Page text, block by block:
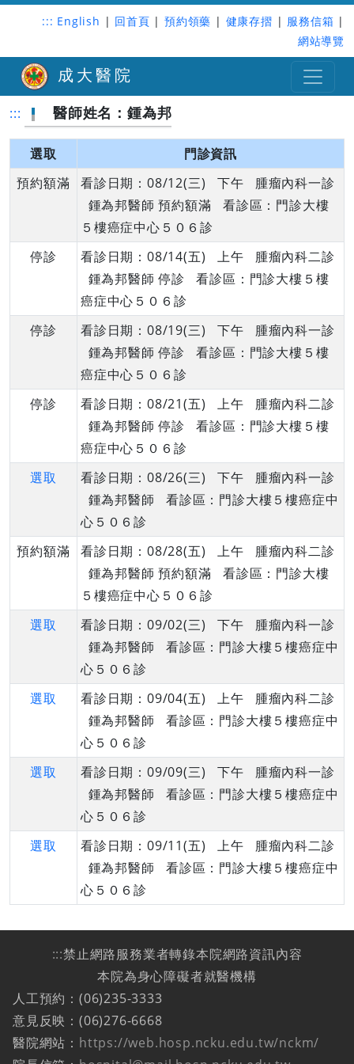
::: English | 回首頁 | 預約領藥 | 健康存摺 | 服務信箱 |
網站導覽
成大醫院
::: 醫師姓名：鍾為邦
選取
門診資訊
預約額滿
看診日期：08/12(三) 下午 腫瘤內科一診
鍾為邦醫師 預約額滿 看診區：門診大樓
５樓癌症中心５０６診
停診
看診日期：08/14(五) 上午 腫瘤內科二診
鍾為邦醫師 停診 看診區：門診大樓５樓
癌症中心５０６診
停診
看診日期：08/19(三) 下午 腫瘤內科一診
鍾為邦醫師 停診 看診區：門診大樓５樓
癌症中心５０６診
停診
看診日期：08/21(五) 上午 腫瘤內科二診
鍾為邦醫師 停診 看診區：門診大樓５樓
癌症中心５０６診
選取
看診日期：08/26(三) 下午 腫瘤內科一診
鍾為邦醫師 看診區：門診大樓５樓癌症中
心５０６診
預約額滿
看診日期：08/28(五) 上午 腫瘤內科二診
鍾為邦醫師 預約額滿 看診區：門診大樓
５樓癌症中心５０６診
選取
看診日期：09/02(三) 下午 腫瘤內科一診
鍾為邦醫師 看診區：門診大樓５樓癌症中
心５０６診
選取
看診日期：09/04(五) 上午 腫瘤內科二診
鍾為邦醫師 看診區：門診大樓５樓癌症中
心５０６診
選取
看診日期：09/09(三) 下午 腫瘤內科一診
鍾為邦醫師 看診區：門診大樓５樓癌症中
心５０６診
選取
看診日期：09/11(五) 上午 腫瘤內科二診
鍾為邦醫師 看診區：門診大樓５樓癌症中
心５０６診
:::禁止網路服務業者轉錄本院網路資訊內容
本院為身心障礙者就醫機構
人工預約：(06)235-3333
意見反映：(06)276-6668
醫院網站： https://web.hosp.ncku.edu.tw/nckm/